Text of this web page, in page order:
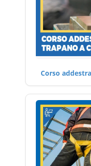
Corso